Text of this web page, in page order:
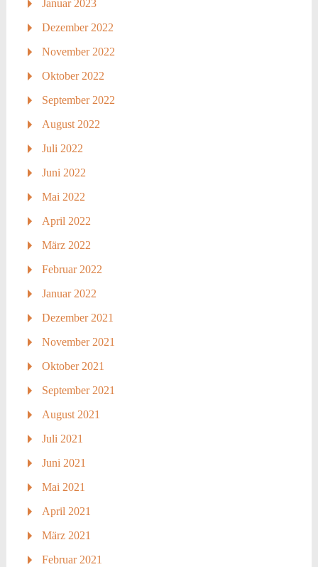
Januar 2023
Dezember 2022
November 2022
Oktober 2022
September 2022
August 2022
Juli 2022
Juni 2022
Mai 2022
April 2022
März 2022
Februar 2022
Januar 2022
Dezember 2021
November 2021
Oktober 2021
September 2021
August 2021
Juli 2021
Juni 2021
Mai 2021
April 2021
März 2021
Februar 2021